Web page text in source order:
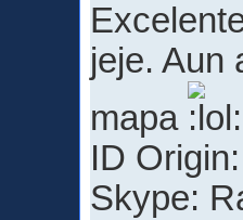
jeje. Aun
mapa
ID
Skype: